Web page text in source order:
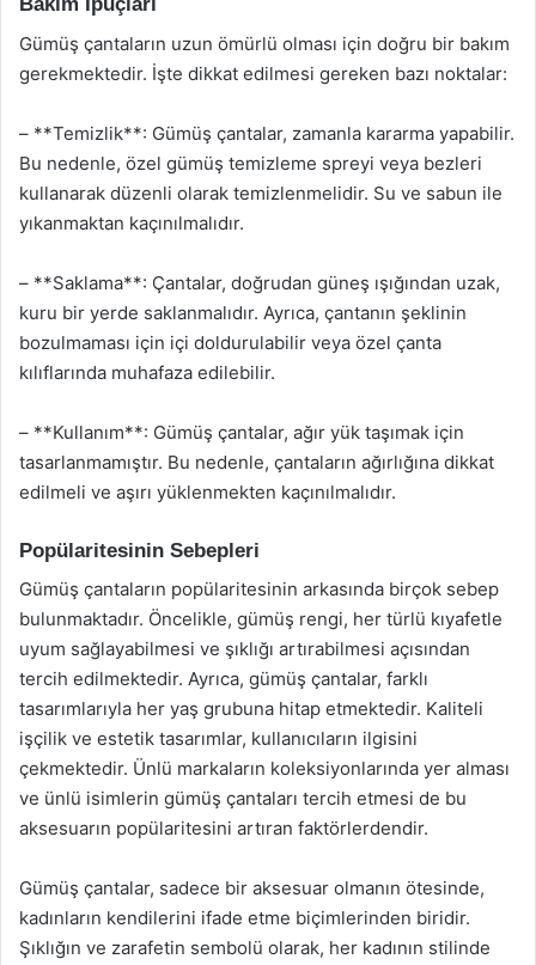
Gümüş çantaların uzun ömürlü olması için doğru bir bakım
gerekmektedir. İşte dikkat edilmesi gereken bazı noktalar:
– **Temizlik**: Gümüş çantalar, zamanla kararma yapabilir.
Bu nedenle, özel gümüş temizleme spreyi veya bezleri
kullanarak düzenli olarak temizlenmelidir. Su ve sabun ile
yıkanmaktan kaçınılmalıdır.
– **Saklama**: Çantalar, doğrudan güneş ışığından uzak,
kuru bir yerde saklanmalıdır. Ayrıca, çantanın şeklinin
bozulmaması için içi doldurulabilir veya özel çanta
kılıflarında muhafaza edilebilir.
– **Kullanım**: Gümüş çantalar, ağır yük taşımak için
tasarlanmamıştır. Bu nedenle, çantaların ağırlığına dikkat
edilmeli ve aşırı yüklenmekten kaçınılmalıdır.
Popülaritesinin Sebepleri
Gümüş çantaların popülaritesinin arkasında birçok sebep
bulunmaktadır. Öncelikle, gümüş rengi, her türlü kıyafetle
uyum sağlayabilmesi ve şıklığı artırabilmesi açısından
tercih edilmektedir. Ayrıca, gümüş çantalar, farklı
tasarımlarıyla her yaş grubuna hitap etmektedir. Kaliteli
işçilik ve estetik tasarımlar, kullanıcıların ilgisini
çekmektedir. Ünlü markaların koleksiyonlarında yer alması
ve ünlü isimlerin gümüş çantaları tercih etmesi de bu
aksesuarın popülaritesini artıran faktörlerdendir.
Gümüş çantalar, sadece bir aksesuar olmanın ötesinde,
kadınların kendilerini ifade etme biçimlerinden biridir.
Şıklığın ve zarafetin sembolü olarak, her kadının stilinde